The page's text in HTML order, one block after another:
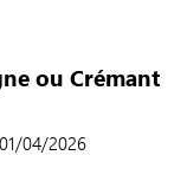
ou Crémant
04/2026